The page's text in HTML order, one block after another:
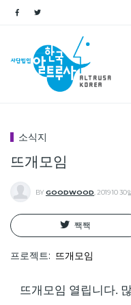
소식지
뜨개모임
BY GOODWOOD 2019 10 30
짹짹
프로젝트 뜨개모임
뜨개모임 열립니다.